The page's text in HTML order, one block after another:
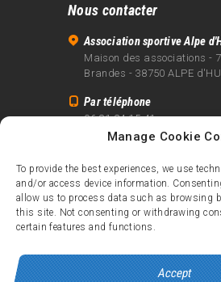
Manage Cookie
To provide the best experiences, we use
and/or access device information.
allow us to process data such as browsing
this site. Not consenting or withdrawing
certain features and functions.
Accept
Nous contacter
Association sportive Alpe
Maison des associations -
Brandes - 38750 ALPE
Par téléphone
06 81 24 15 41
info@alpe21.fr
Mentions légales
Contact
crédits